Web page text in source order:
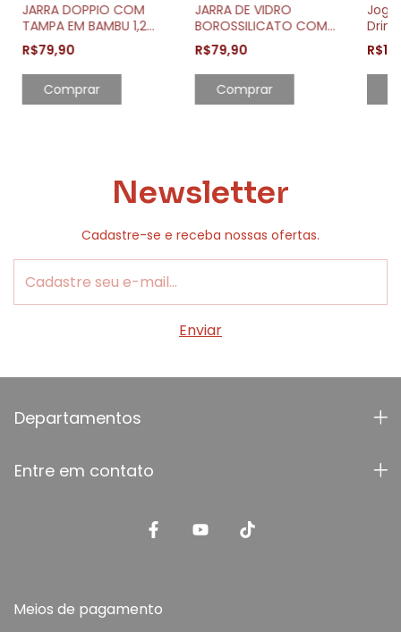
JARRA DOPPIO COM
TAMPA EM BAMBU 1,2
LITROS
R$79,90
JARRA DE VIDRO
BOROSSILICATO COM
TAMPA EM BAMBU 1,1
LITROS
R$79,90
Jogo
Newsletter
Cadastre-se e receba nossas ofertas.
Departamentos
Entre em contato
Meios de pagamento